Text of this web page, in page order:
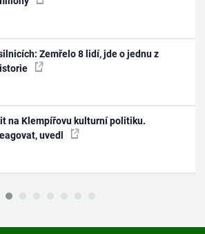
Zemřelo 8 lidí, jde o jednu z
na Klempířovu kulturní politiku.
uvedl